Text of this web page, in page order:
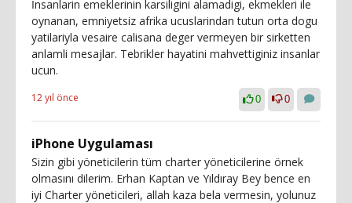
İnsanlarin emeklerinin karsiligini alamadigi, ekmekleri ile
oynanan, emniyetsiz afrika ucuslarindan tutun orta dogu
yatilariyla vesaire calisana deger vermeyen bir sirketten
anlamli mesajlar. Tebrikler hayatini mahvettiginiz insanlar
ucun.
12 yıl önce 0 0
iPhone Uygulaması
Sizin gibi yöneticilerin tüm charter yöneticilerine örnek
olmasını dilerim. Erhan Kaptan ve Yıldıray Bey bence en
iyi Charter yöneticileri, allah kaza bela vermesin, yolunuz